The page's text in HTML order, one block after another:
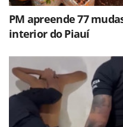
PM apreende 77
interior do Piauí